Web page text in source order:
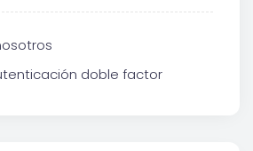
doble factor